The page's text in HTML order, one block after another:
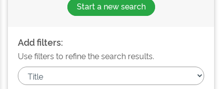
Start a new search
Add filters:
Use filters to refine the search results.